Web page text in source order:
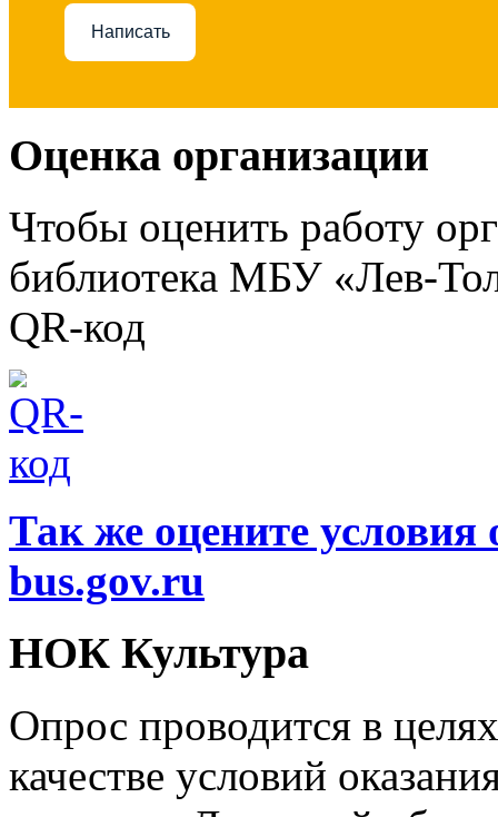
Написать
Оценка организации
Чтобы оценить работу
библиотека МБУ «Лев-
QR-код
Так же оцените условия
bus.gov.ru
НОК Культура
Опрос проводится в
качестве условий